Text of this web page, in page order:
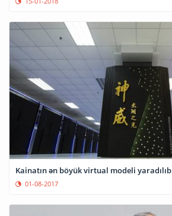
Kainatın ən böyük virtual modeli yaradılıb
01-08-2017